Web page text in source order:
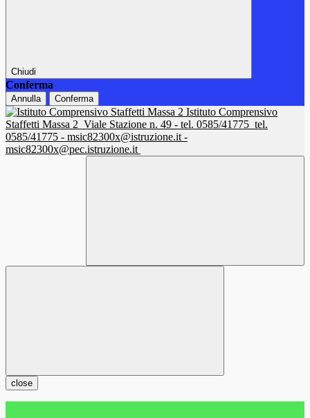
Chiudi
Conferma
Annulla Conferma
Istituto Comprensivo
Staffetti Massa 2 Viale Stazione n. 49 - tel. 0585/41775 tel.
0585/41775 - msic82300x@istruzione.it -
msic82300x@pec.istruzione.it
close